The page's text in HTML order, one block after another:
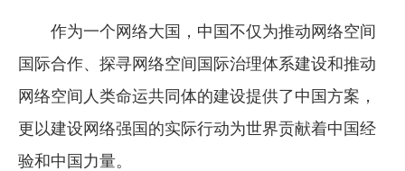
作为一个网络大国，中国不仅为推动网络空间
国际合作、探寻网络空间国际治理体系建设和推动
网络空间人类命运共同体的建设提供了中国方案，
更以建设网络强国的实际行动为世界贡献着中国经
验和中国力量。